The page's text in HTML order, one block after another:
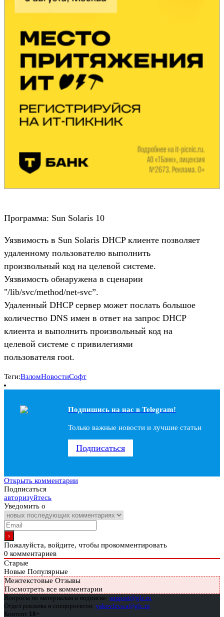
Программа: Sun Solaris 10
Уязвимость в Sun Solaris DHCP клиенте позволяет
удаленному пользователю выполнить
произвольный код на целевой системе.
Уязвимость обнаружена в сценарии
"/lib/svc/method/net-svc”.
Удаленный DHCP сервер может послать большое
количество DNS имен в ответ на запрос DHCP
клиента и выполнить произвольный код на
целевой системе с привилегиями
пользователя root.
Теги:ВзломНовостиСофт
Подпишись на наc в Telegram!
Только важные новости и лучшие статьи
Подписаться
Открыть комментарии
Подписаться
авторизуйтесь
Уведомить о
Пожалуйста, войдите, чтобы прокомментировать
0 комментариев
Старые
Новые Популярные
Межтекстовые Отзывы
Посмотреть все комментарии
Вопросы по материалам и подписке: support@glc.ru
Отдел рекламы и спецпроектов: yakovleva.a@glc.ru
Контент 18+